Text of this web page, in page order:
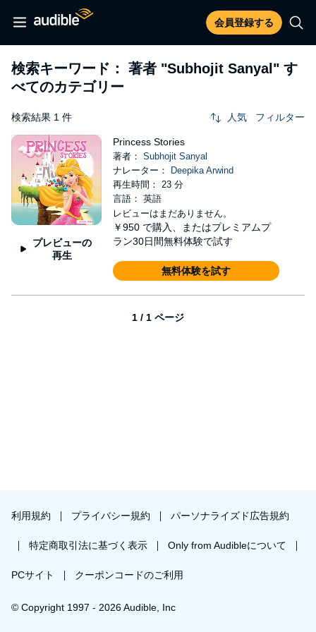
会員登録する
検索キーワード： 著者 "Subhojit Sanyal" す
べてのカテゴリー
検索結果 1 件 人気 フィルター
プレビューの
再生
Princess Stories
著者： Subhojit Sanyal
ナレーター：
Deepika Arwind
再生時間： 23 分
言語： 英語
レビューはまだありません。
￥950 で購入、またはプレミアムプ
ラン30日間無料体験で試す
無料体験を試す
1 / 1 ページ
利用規約 プライバシー規約 パーソナライズド広告規約
特定商取引法に基づく表示 Only from Audibleについて
PCサイト クーポンコードのご利用
© Copyright 1997 - 2026 Audible, Inc